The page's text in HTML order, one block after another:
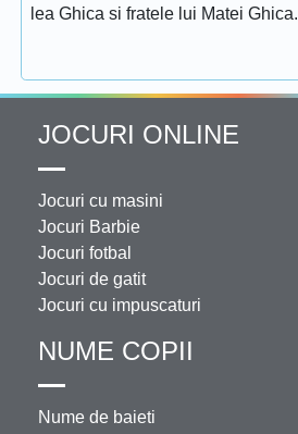
lea Ghica si fratele lui Matei Ghica.
JOCURI ONLINE
Jocuri cu masini
Jocuri Barbie
Jocuri fotbal
Jocuri de gatit
Jocuri cu impuscaturi
NUME COPII
Nume de baieti